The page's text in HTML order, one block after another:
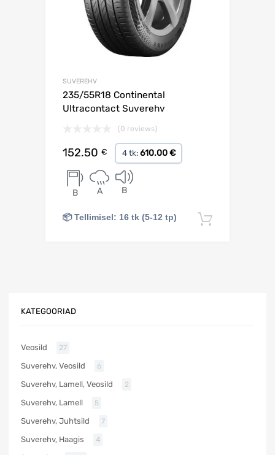
SUVEREHV
235/55R18 Continental
Ultracontact Suverehv
(0 reviews)
152.50 € 4 tk: 610.00 €
B A B
📦 Tellimisel: 16 tk (5-12 tp)
KATEGOORIAD
Veosild 27
Suverehv, Veosild 6
Suverehv, Lamell, Veosild 2
Suverehv, Lamell 5
Suverehv, Juhtsild 7
Suverehv, Haagis 4